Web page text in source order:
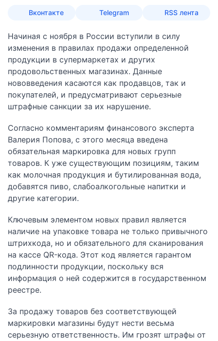
Вконтакте Telegram RSS лента
Начиная с ноября в России вступили в силу
изменения в правилах продажи определенной
продукции в супермаркетах и других
продовольственных магазинах. Данные
нововведения касаются как продавцов, так и
покупателей, и предусматривают серьезные
штрафные санкции за их нарушение.
Согласно комментариям финансового эксперта
Валерия Попова, с этого месяца введена
обязательная маркировка для новых групп
товаров. К уже существующим позициям, таким
как молочная продукция и бутилированная вода,
добавятся пиво, слабоалкогольные напитки и
другие категории.
Ключевым элементом новых правил является
наличие на упаковке товара не только привычного
штрихкода, но и обязательного для сканирования
на кассе QR-кода. Этот код является гарантом
подлинности продукции, поскольку вся
информация о ней содержится в государственном
реестре.
За продажу товаров без соответствующей
маркировки магазины будут нести весьма
серьезную ответственность. Им грозят штрафы от